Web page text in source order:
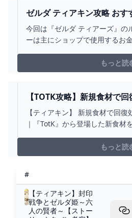
ゼルダ ティアキン攻略 おす
稼ぎ【ゼルダの伝説 ティア
ム】
今回は『ゼルダ ティアーズ』の
ーは主にショップで使用するお
回は、『ゼルダの伝説 ティアー
のおすす …
もっと読
【TOTK攻略】新規食材で
シピ｜『ゼルダの伝説 テ
グダム』ハイラル調査隊 –
【ティアキン】 新規食材で回
｜『TotK』から登場した新食材
この便利な効率レシピ集をぜひ
ルダの伝説 ティアーズ オブ ザ
もっと読
#
【ティアキン】封印
戦争とゼルダ姫～六
人の賢者～【ストー